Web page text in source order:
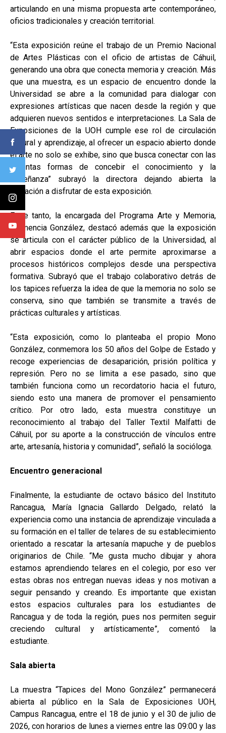
articulando en una misma propuesta arte contemporáneo,
oficios tradicionales y creación territorial.
“Esta exposición reúne el trabajo de un Premio Nacional
de Artes Plásticas con el oficio de artistas de Cáhuil,
generando una obra que conecta memoria y creación. Más
que una muestra, es un espacio de encuentro donde la
Universidad se abre a la comunidad para dialogar con
expresiones artísticas que nacen desde la región y que
adquieren nuevos sentidos e interpretaciones. La Sala de
Exposiciones de la UOH cumple ese rol de circulación
cultural y aprendizaje, al ofrecer un espacio abierto donde
el arte no solo se exhibe, sino que busca conectar con las
distintas formas de concebir el conocimiento y la
enseñanza” subrayó la directora dejando abierta la
invitación a disfrutar de esta exposición.
Entre tanto, la encargada del Programa Arte y Memoria,
Clemencia González, destacó además que la exposición
se articula con el carácter público de la Universidad, al
abrir espacios donde el arte permite aproximarse a
procesos históricos complejos desde una perspectiva
formativa. Subrayó que el trabajo colaborativo detrás de
los tapices refuerza la idea de que la memoria no solo se
conserva, sino que también se transmite a través de
prácticas culturales y artísticas.
“Esta exposición, como lo planteaba el propio Mono
González, conmemora los 50 años del Golpe de Estado y
recoge experiencias de desaparición, prisión política y
represión. Pero no se limita a ese pasado, sino que
también funciona como un recordatorio hacia el futuro,
siendo esto una manera de promover el pensamiento
crítico. Por otro lado, esta muestra constituye un
reconocimiento al trabajo del Taller Textil Malfatti de
Cáhuil, por su aporte a la construcción de vínculos entre
arte, artesanía, historia y comunidad”, señaló la socióloga.
Encuentro generacional
Finalmente, la estudiante de octavo básico del Instituto
Rancagua, María Ignacia Gallardo Delgado, relató la
experiencia como una instancia de aprendizaje vinculada a
su formación en el taller de telares de su establecimiento
orientado a rescatar la artesanía mapuche y de pueblos
originarios de Chile. “Me gusta mucho dibujar y ahora
estamos aprendiendo telares en el colegio, por eso ver
estas obras nos entregan nuevas ideas y nos motivan a
seguir pensando y creando. Es importante que existan
estos espacios culturales para los estudiantes de
Rancagua y de toda la región, pues nos permiten seguir
creciendo cultural y artísticamente”, comentó la
estudiante.
Sala abierta
La muestra “Tapices del Mono González” permanecerá
abierta al público en la Sala de Exposiciones UOH,
Campus Rancagua, entre el 18 de junio y el 30 de julio de
2026, con horarios de lunes a viernes entre las 09:00 y las